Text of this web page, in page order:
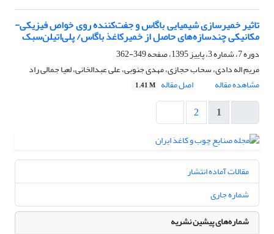
تاثیر خمیرسازی شیمیایی باگاس و جفت‌کننده روی خواص فیزیکی-
مکانیکی چندسازه‌های حاصل از خمیرکاغذ باگاس/ پلی‌اتیلن‌سبک
دوره 7، شماره 3، پاییز 1395، صفحه
349-362
مریم اله دادی، سحاب حجازی، مهدی جنوبی، علی عبدالخانی، لعیا جمالی راد
مشاهده مقاله
اصل مقاله 1.41 M
1
2
مقالات آماده انتشار
شماره جاری
شماره‌های پیشین نشریه